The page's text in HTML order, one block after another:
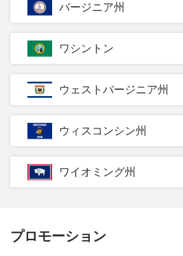
バージニア州
ワシントン
ウェストバージニア州
ウィスコンシン州
ワイオミング州
プロモーション